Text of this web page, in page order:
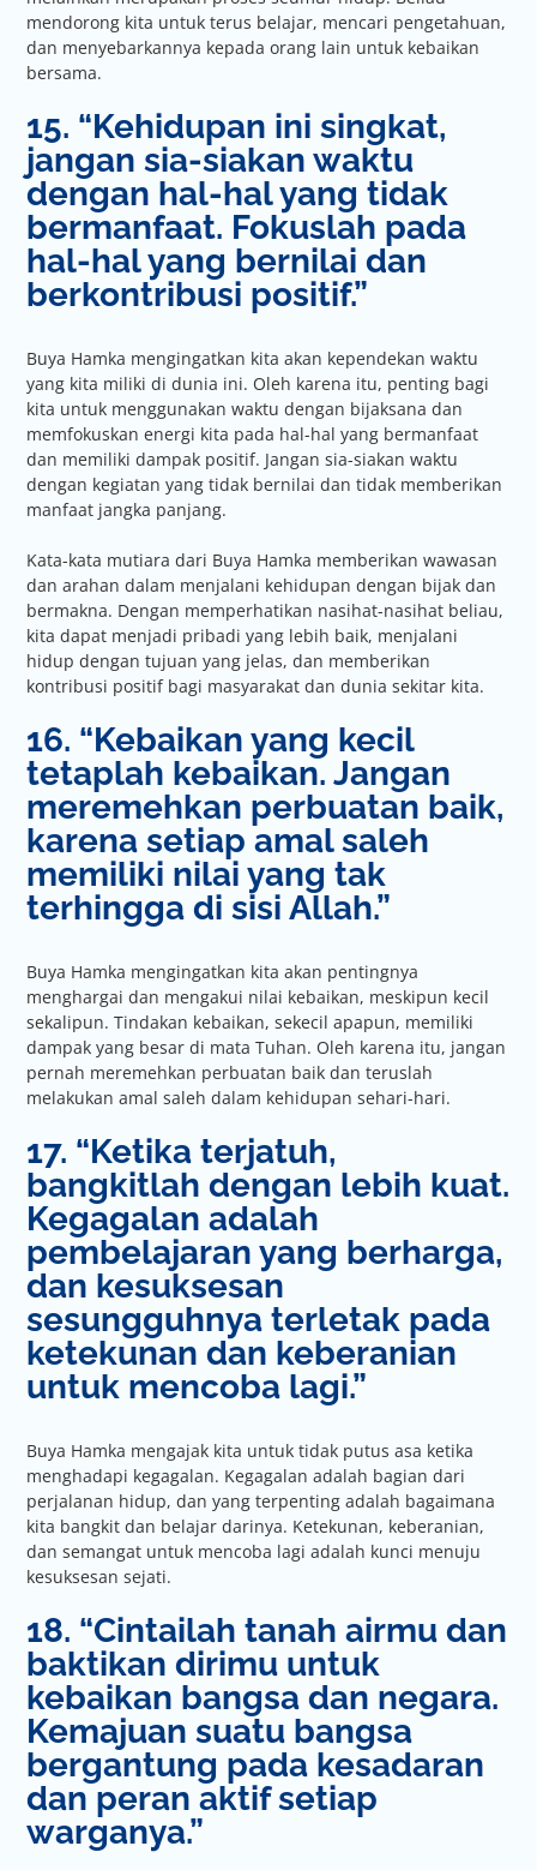
mendorong kita untuk terus belajar, mencari pengetahuan,
dan menyebarkannya kepada orang lain untuk kebaikan
bersama.
15. “Kehidupan ini singkat,
jangan sia-siakan waktu
dengan hal-hal yang tidak
bermanfaat. Fokuslah pada
hal-hal yang bernilai dan
berkontribusi positif.”
Buya Hamka mengingatkan kita akan kependekan waktu
yang kita miliki di dunia ini. Oleh karena itu, penting bagi
kita untuk menggunakan waktu dengan bijaksana dan
memfokuskan energi kita pada hal-hal yang bermanfaat
dan memiliki dampak positif. Jangan sia-siakan waktu
dengan kegiatan yang tidak bernilai dan tidak memberikan
manfaat jangka panjang.
Kata-kata mutiara dari Buya Hamka memberikan wawasan
dan arahan dalam menjalani kehidupan dengan bijak dan
bermakna. Dengan memperhatikan nasihat-nasihat beliau,
kita dapat menjadi pribadi yang lebih baik, menjalani
hidup dengan tujuan yang jelas, dan memberikan
kontribusi positif bagi masyarakat dan dunia sekitar kita.
16. “Kebaikan yang kecil
tetaplah kebaikan. Jangan
meremehkan perbuatan baik,
karena setiap amal saleh
memiliki nilai yang tak
terhingga di sisi Allah.”
Buya Hamka mengingatkan kita akan pentingnya
menghargai dan mengakui nilai kebaikan, meskipun kecil
sekalipun. Tindakan kebaikan, sekecil apapun, memiliki
dampak yang besar di mata Tuhan. Oleh karena itu, jangan
pernah meremehkan perbuatan baik dan teruslah
melakukan amal saleh dalam kehidupan sehari-hari.
17. “Ketika terjatuh,
bangkitlah dengan lebih kuat.
Kegagalan adalah
pembelajaran yang berharga,
dan kesuksesan
sesungguhnya terletak pada
ketekunan dan keberanian
untuk mencoba lagi.”
Buya Hamka mengajak kita untuk tidak putus asa ketika
menghadapi kegagalan. Kegagalan adalah bagian dari
perjalanan hidup, dan yang terpenting adalah bagaimana
kita bangkit dan belajar darinya. Ketekunan, keberanian,
dan semangat untuk mencoba lagi adalah kunci menuju
kesuksesan sejati.
18. “Cintailah tanah airmu dan
baktikan dirimu untuk
kebaikan bangsa dan negara.
Kemajuan suatu bangsa
bergantung pada kesadaran
dan peran aktif setiap
warganya.”